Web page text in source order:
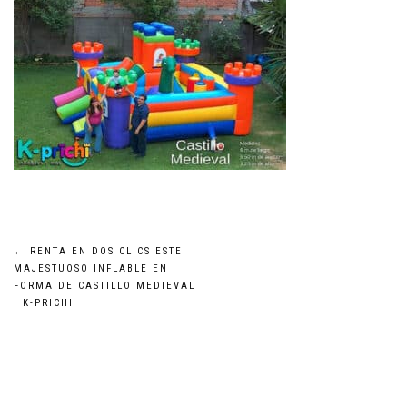
Navegación
de
←
RENTA EN DOS CLICS ESTE
MAJESTUOSO INFLABLE EN
FORMA DE CASTILLO MEDIEVAL
| K-PRICHI